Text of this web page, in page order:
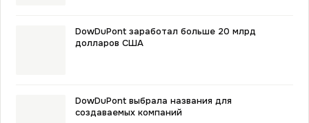
DowDuPont заработал больше 20 млрд
долларов США
DowDuPont выбрала названия для
создаваемых компаний